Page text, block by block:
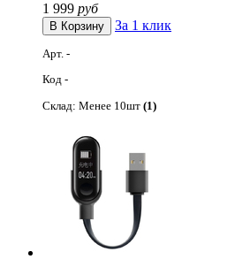
1 999 руб
За 1 клик
Арт. -
Код -
Склад: Менее 10шт (1)